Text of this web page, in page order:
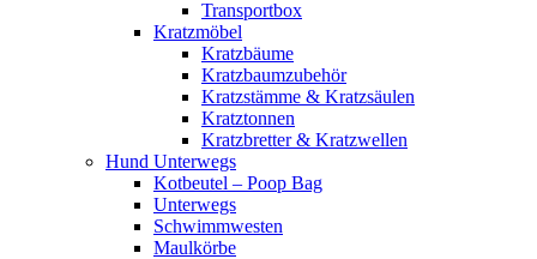
Transportbox
Kratzmöbel
Kratzbäume
Kratzbaumzubehör
Kratzstämme & Kratzsäulen
Kratztonnen
Kratzbretter & Kratzwellen
Hund Unterwegs
Kotbeutel – Poop Bag
Unterwegs
Schwimmwesten
Maulkörbe